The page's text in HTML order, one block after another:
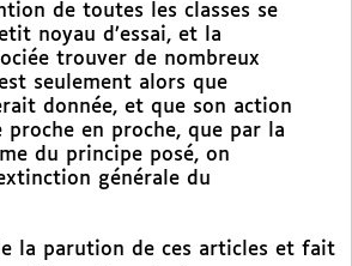
de toutes les classes se
noyau d’essai, et la
trouver de nombreux
seulement alors que
donnée, et que son action
proche en proche, que par la
du principe posé, on
générale du
la parution de ces articles et fait